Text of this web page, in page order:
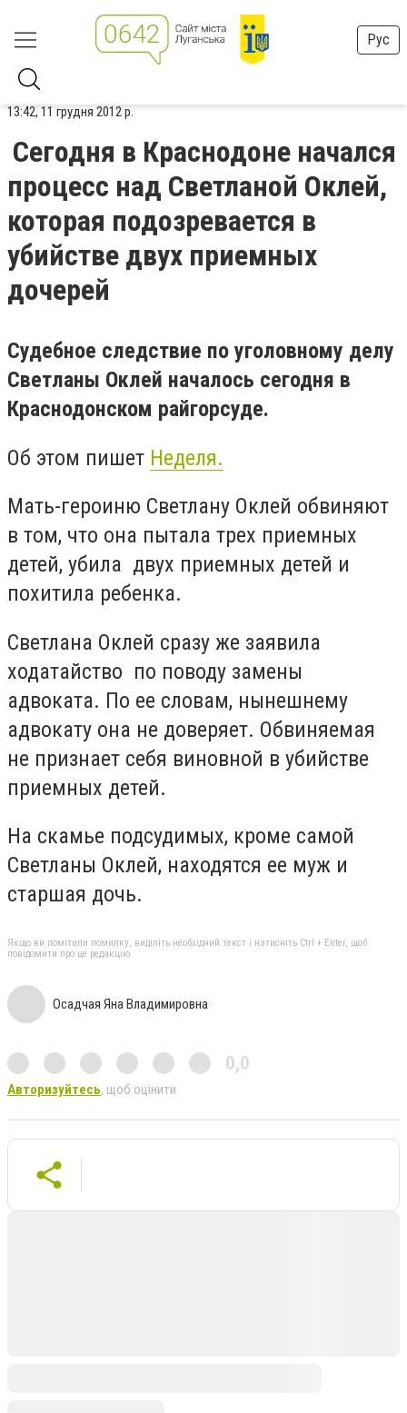
Рус
13:42, 11 грудня 2012 р.
Сегодня в Краснодоне начался
процесс над Светланой Оклей,
которая подозревается в
убийстве двух приемных
дочерей
Судебное следствие по уголовному делу
Светланы Оклей началось сегодня в
Краснодонском райгорсуде.
Об этом пишет Неделя.
Мать-героиню Светлану Оклей обвиняют
в том, что она пытала трех приемных
детей, убила двух приемных детей и
похитила ребенка.
Светлана Оклей сразу же заявила
ходатайство по поводу замены
адвоката. По ее словам, нынешнему
адвокату она не доверяет. Обвиняемая
не признает себя виновной в убийстве
приемных детей.
На скамье подсудимых, кроме самой
Светланы Оклей, находятся ее муж и
старшая дочь.
Якщо ви помітили помилку, виділіть необхідний текст і натисніть Ctrl + Enter, щоб
повідомити про це редакцію
Осадчая Яна Владимировна
0,0
Авторизуйтесь, щоб оцінити